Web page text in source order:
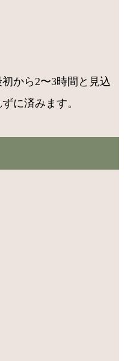
から2〜3時間と見込
に済みます。